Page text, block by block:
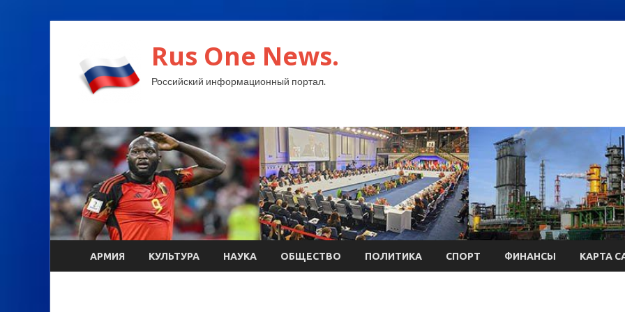
Rus One News.
Российский информационный портал.
АРМИЯ КУЛЬТУРА НАУКА ОБЩЕСТВО ПОЛИТИКА СПОРТ ФИНАНСЫ КАРТА